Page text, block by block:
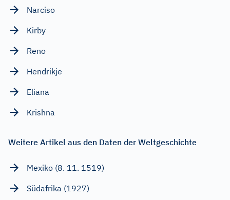
Narciso
Kirby
Reno
Hendrikje
Eliana
Krishna
Weitere Artikel aus den Daten der Weltgeschichte
Mexiko (8. 11. 1519)
Südafrika (1927)